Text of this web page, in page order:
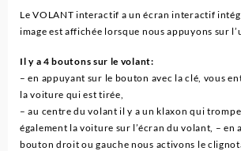
Le VOLANT interactif a un écran interactif
image est affichée lorsque nous appuyons sur
Il y a 4 boutons sur le volant:
– en appuyant sur le bouton avec la clé, vous
la voiture qui est tirée,
– au centre du volant il y a un klaxon qui
également la voiture sur l’écran du volant, – en
bouton droit ou gauche nous activons le